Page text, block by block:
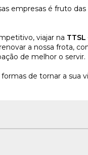
empresas é fruto
viajar na
a nossa frota,
de melhor o servir.
de tornar a
como missão a